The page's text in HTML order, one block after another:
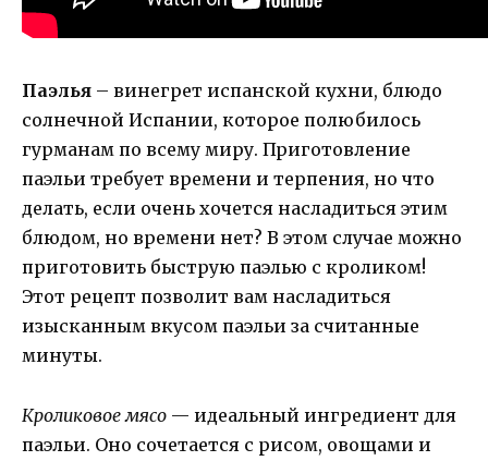
Паэлья – винегрет испанской кухни, блюдо
солнечной Испании, которое полюбилось
гурманам по всему миру. Приготовление
паэльи требует времени и терпения, но что
делать, если очень хочется насладиться этим
блюдом, но времени нет? В этом случае можно
приготовить быструю паэлью с кроликом!
Этот рецепт позволит вам насладиться
изысканным вкусом паэльи за считанные
минуты.
Кроликовое мясо — идеальный ингредиент для
паэльи. Оно сочетается с рисом, овощами и